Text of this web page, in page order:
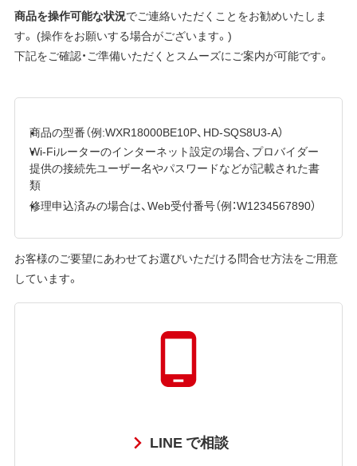
商品を操作可能な状況でご連絡いただくことをお勧めいたしま
す。 (操作をお願いする場合がございます。)
下記をご確認・ご準備いただくとスムーズにご案内が可能です。
商品の型番（例:WXR18000BE10P、HD-SQS8U3-A）
Wi-Fiルーターのインターネット設定の場合、プロバイダー
提供の接続先ユーザー名やパスワードなどが記載された書
類
修理申込済みの場合は、Web受付番号（例：W1234567890）
お客様のご要望にあわせてお選びいただける問合せ方法をご用意
しています。
LINE で相談